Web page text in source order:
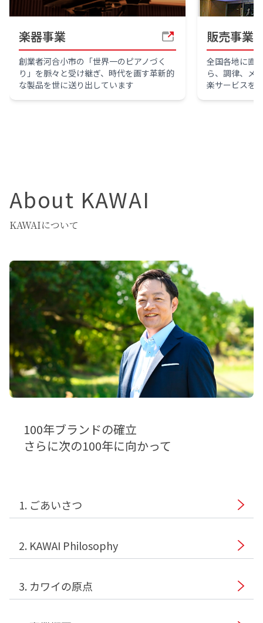
楽器事業
創業者河合小市の「世界一のピアノづく
り」を脈々と受け継ぎ、時代を画す革新的
な製品を世に送り出しています
販売事業
全国各地に直
ら、調律、メ
楽サービスを
About KAWAI
KAWAIについて
100年ブランドの確立
さらに次の100年に向かって
1. ごあいさつ
2. KAWAI Philosophy
3. カワイの原点